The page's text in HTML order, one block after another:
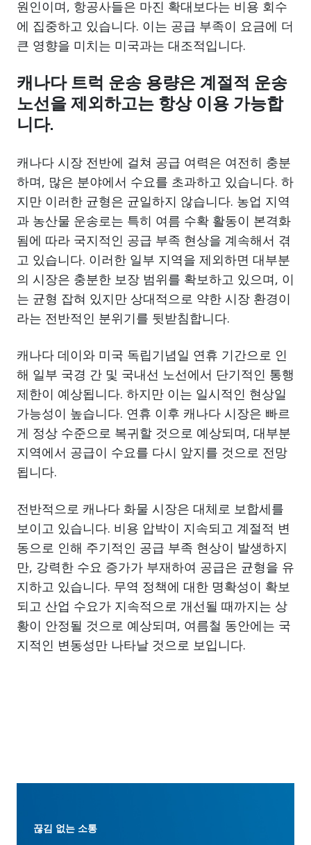
원인이며, 항공사들은 마진 확대보다는 비용 회수
에 집중하고 있습니다. 이는 공급 부족이 요금에 더
큰 영향을 미치는 미국과는 대조적입니다.
캐나다 트럭 운송 용량은 계절적 운송
노선을 제외하고는 항상 이용 가능합
니다.
캐나다 시장 전반에 걸쳐 공급 여력은 여전히 충분
하며, 많은 분야에서 수요를 초과하고 있습니다. 하
지만 이러한 균형은 균일하지 않습니다. 농업 지역
과 농산물 운송로는 특히 여름 수확 활동이 본격화
됨에 따라 국지적인 공급 부족 현상을 계속해서 겪
고 있습니다. 이러한 일부 지역을 제외하면 대부분
의 시장은 충분한 보장 범위를 확보하고 있으며, 이
는 균형 잡혀 있지만 상대적으로 약한 시장 환경이
라는 전반적인 분위기를 뒷받침합니다.
캐나다 데이와 미국 독립기념일 연휴 기간으로 인
해 일부 국경 간 및 국내선 노선에서 단기적인 통행
제한이 예상됩니다. 하지만 이는 일시적인 현상일
가능성이 높습니다. 연휴 이후 캐나다 시장은 빠르
게 정상 수준으로 복귀할 것으로 예상되며, 대부분
지역에서 공급이 수요를 다시 앞지를 것으로 전망
됩니다.
전반적으로 캐나다 화물 시장은 대체로 보합세를
보이고 있습니다. 비용 압박이 지속되고 계절적 변
동으로 인해 주기적인 공급 부족 현상이 발생하지
만, 강력한 수요 증가가 부재하여 공급은 균형을 유
지하고 있습니다. 무역 정책에 대한 명확성이 확보
되고 산업 수요가 지속적으로 개선될 때까지는 상
황이 안정될 것으로 예상되며, 여름철 동안에는 국
지적인 변동성만 나타날 것으로 보입니다.
끊김 없는 소통